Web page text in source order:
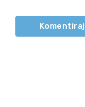
Komentiraj